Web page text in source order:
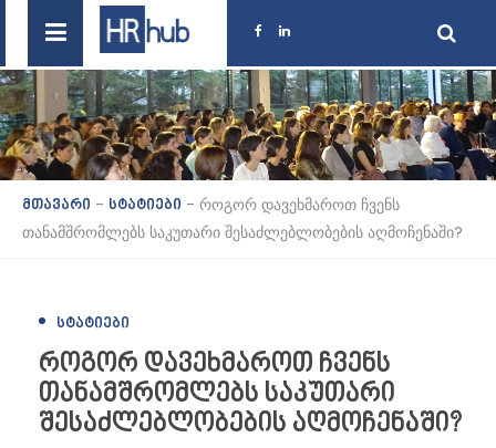
მთავარი - სტატიები - როგორ დავეხმაროთ ჩვენს
თანამშრომლებს საკუთარი შესაძლებლობების აღმოჩენაში?
ᲡᲢᲐᲢᲘᲔᲑᲘ
როგორ დავეხმაროთ ჩვენს
თანამშრომლებს საკუთარი
შესაძლებლობების აღმოჩენაში?